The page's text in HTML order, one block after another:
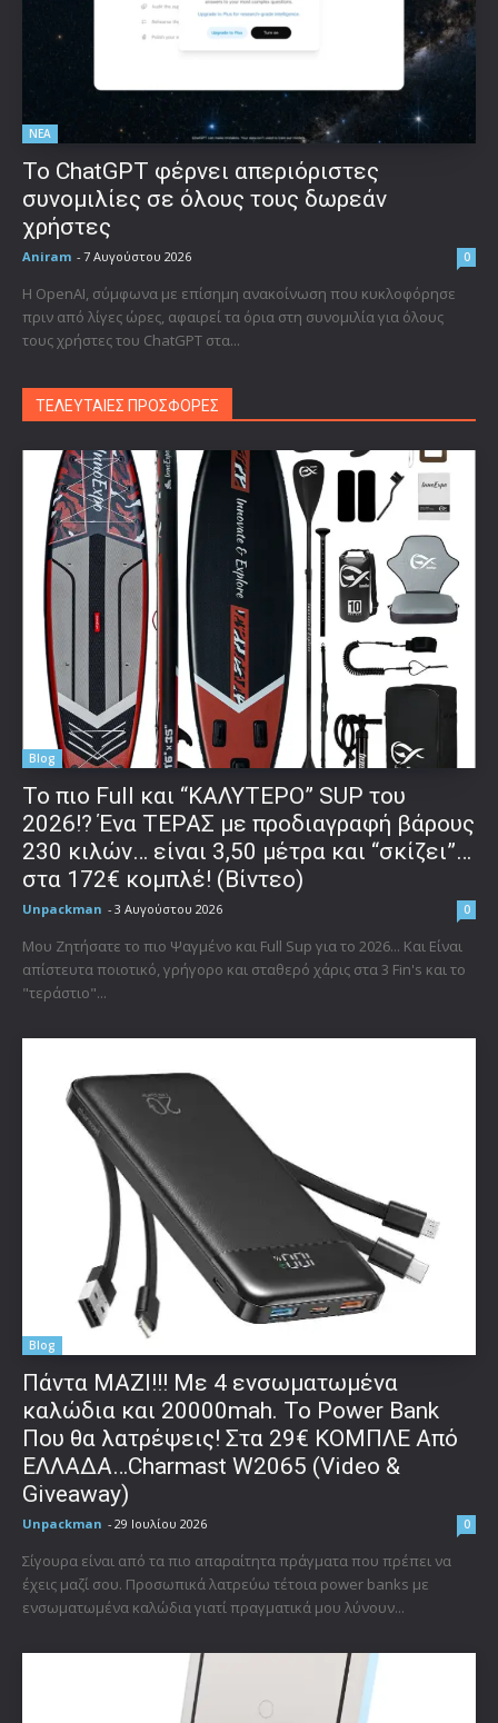
ΝΕΑ
Το ChatGPT φέρνει απεριόριστες
συνομιλίες σε όλους τους δωρεάν
χρήστες
Aniram - 7 Αυγούστου 2026 0
Η OpenAI, σύμφωνα με επίσημη ανακοίνωση που κυκλοφόρησε
πριν από λίγες ώρες, αφαιρεί τα όρια στη συνομιλία για όλους
τους χρήστες του ChatGPT στα...
ΤΕΛΕΥΤΑΙΕΣ ΠΡΟΣΦΟΡΕΣ
Blog
To πιο Full και “ΚΑΛΥΤΕΡΟ” SUP του
2026!? Ένα ΤΕΡΑΣ με προδιαγραφή βάρους
230 κιλών… είναι 3,50 μέτρα και “σκίζει”…
στα 172€ κομπλέ! (Βίντεο)
Unpackman - 3 Αυγούστου 2026 0
Μου Ζητήσατε το πιο Ψαγμένο και Full Sup για το 2026... Και Είναι
απίστευτα ποιοτικό, γρήγορο και σταθερό χάρις στα 3 Fin's και το
"τεράστιο"...
Blog
Πάντα ΜΑΖΙ!!! Με 4 ενσωματωμένα
καλώδια και 20000mah. Το Power Bank
Που θα λατρέψεις! Στα 29€ ΚΟΜΠΛΕ Από
ΕΛΛΑΔΑ…Charmast W2065 (Video &
Giveaway)
Unpackman - 29 Ιουλίου 2026 0
Σίγουρα είναι από τα πιο απαραίτητα πράγματα που πρέπει να
έχεις μαζί σου. Προσωπικά λατρεύω τέτοια power banks με
ενσωματωμένα καλώδια γιατί πραγματικά μου λύνουν...